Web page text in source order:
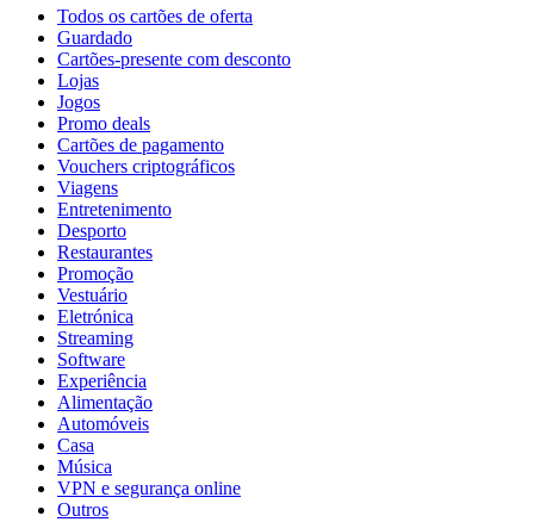
Todos os cartões de oferta
Guardado
Cartões-presente com desconto
Lojas
Jogos
Promo deals
Cartões de pagamento
Vouchers criptográficos
Viagens
Entretenimento
Desporto
Restaurantes
Promoção
Vestuário
Eletrónica
Streaming
Software
Experiência
Alimentação
Automóveis
Casa
Música
VPN e segurança online
Outros